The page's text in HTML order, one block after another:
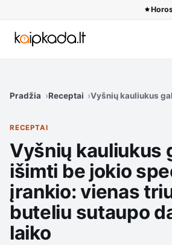
Pradžia Receptai Vyšnių kauliukus
RECEPTAI
Vyšnių kauliukus
išimti be jokio
įrankio: vienas
buteliu sutaupo
laiko